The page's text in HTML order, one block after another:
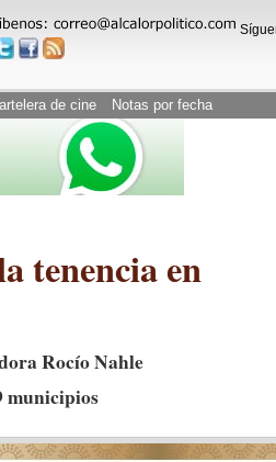
de cine Notas por fecha
tenencia en
Rocío Nahle
municipios